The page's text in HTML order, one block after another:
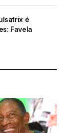
é
Favela